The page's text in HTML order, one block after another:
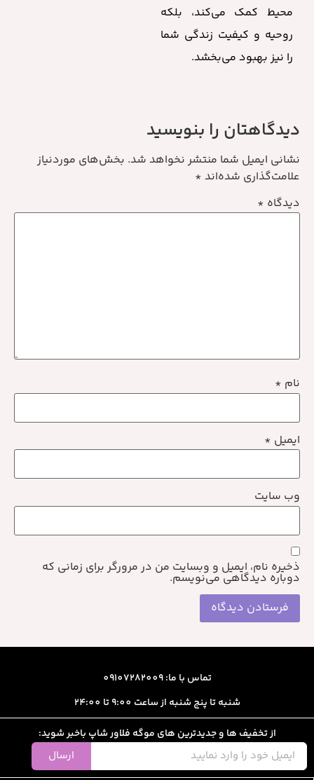
محیط کمک می‌کند، بلکه
روحیه و کیفیت زندگی شما
را نیز بهبود می‌بخشد.
دیدگاهتان را بنویسید
نشانی ایمیل شما منتشر نخواهد شد. بخش‌های موردنیاز
علامت‌گذاری شده‌اند *
دیدگاه *
نام *
ایمیل *
وب‌ سایت
ذخیره نام، ایمیل و وبسایت من در مرورگر برای زمانی که
دوباره دیدگاهی می‌نویسم.
تماس با ما: 09107282009
شنبه تا پنج شنبه از ساعت 9:00 تا 24:00
از تخفیف ها و جدیدترین های موگه فلاور شاپ باخبر شوید:
ارسال